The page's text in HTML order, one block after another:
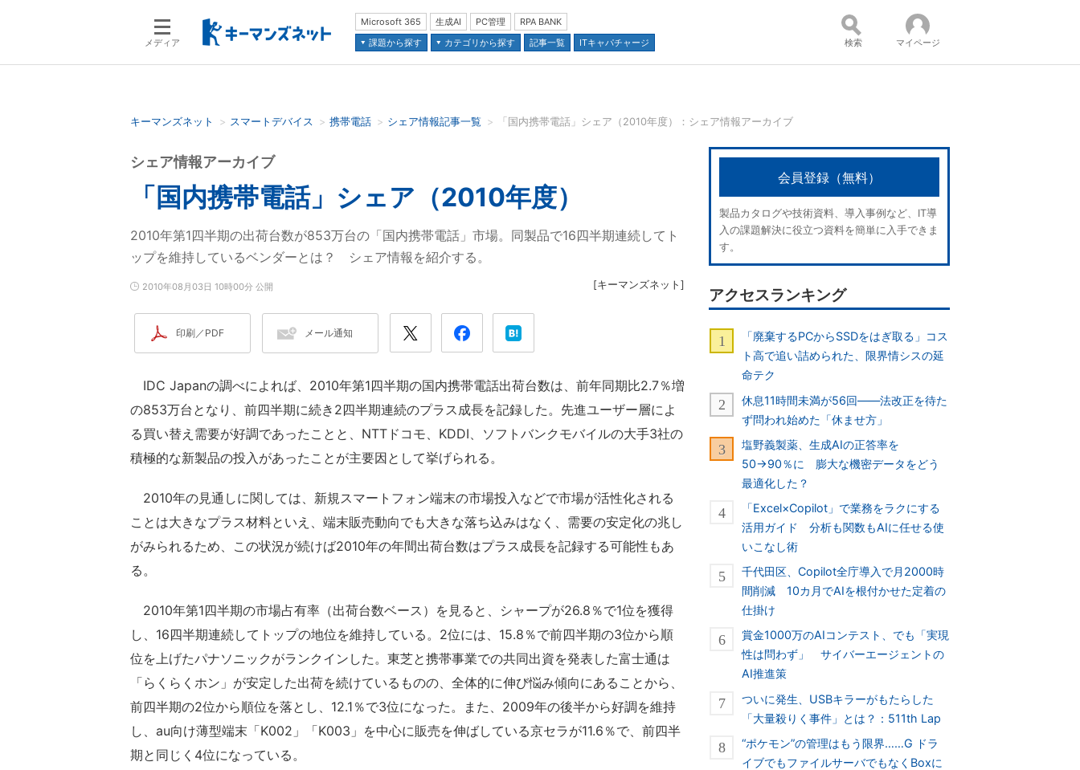
メディア
Microsoft 365 生成AI PC管理
RPA BANK
課題から探す
カテゴリから探す 記事一覧 ITキャパチャージ
検索語を入力してください コンテンツ：
並び順：
検索 マイページ
キーマンズネット スマートデバイス 携帯電話 シェア情報記事一覧 「国内携帯電話」シェア（2010年度）：シェア情報アーカイブ
「国内携帯電話」シェア（2010年度）
シェア情報アーカイブ
2010年第1四半期の出荷台数が853万台の「国内携帯電話」市場。同製品で16四半期連続してト
ップを維持しているベンダーとは？ シェア情報を紹介する。
2010年08月03日 10時00分 公開 [キーマンズネット ]
印刷／PDF メール通知
IDC Japanの調べによれば、2010年第1四半期の国内携帯電話出荷台数は、前年同期比2.7％増
の853万台となり、前四半期に続き2四半期連続のプラス成長を記録した。先進ユーザー層によ
る買い替え需要が好調であったことと、NTTドコモ、KDDI、ソフトバンクモバイルの大手3社の
積極的な新製品の投入があったことが主要因として挙げられる。
2010年の見通しに関しては、新規スマートフォン端末の市場投入などで市場が活性化される
ことは大きなプラス材料といえ、端末販売動向でも大きな落ち込みはなく、需要の安定化の兆し
がみられるため、この状況が続けば2010年の年間出荷台数はプラス成長を記録する可能性もあ
る。
2010年第1四半期の市場占有率（出荷台数ベース）を見ると、シャープが26.8％で1位を獲得
し、16四半期連続してトップの地位を維持している。2位には、15.8％で前四半期の3位から順
位を上げたパナソニックがランクインした。東芝と携帯事業での共同出資を発表した富士通は
「らくらくホン」が安定した出荷を続けているものの、全体的に伸び悩み傾向にあることから、
前四半期の2位から順位を落とし、12.1％で3位になった。また、2009年の後半から好調を維持
し、au向け薄型端末「K002」「K003」を中心に販売を伸ばしている京セラが11.6％で、前四半
期と同じく4位になっている。
会員登録（無料）
製品カタログや技術資料、導入事例など、IT導
入の課題解決に役立つ資料を簡単に入手できま
す。
アクセスランキング
「廃棄するPCからSSDをはぎ取る」コス
ト高で追い詰められた、限界情シスの延
命テク
休息11時間未満が56回――法改正を待た
ず問われ始めた「休ませ方」
塩野義製薬、生成AIの正答率を
50→90％に 膨大な機密データをどう
最適化した？
「Excel×Copilot」で業務をラクにする
活用ガイド 分析も関数もAIに任せる使
いこなし術
千代田区、Copilot全庁導入で月2000時
間削減 10カ月でAIを根付かせた定着の
仕掛け
賞金1000万のAIコンテスト、でも「実現
性は問わず」 サイバーエージェントの
AI推進策
ついに発生、USBキラーがもたらした
「大量殺りく事件」とは？：511th Lap
“ポケモン”の管理はもう限界……G ドラ
イブでもファイルサーバでもなくBoxに